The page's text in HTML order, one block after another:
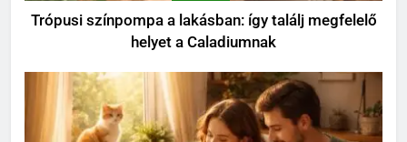
Trópusi színpompa a lakásban: így találj megfelelő
helyet a Caladiumnak